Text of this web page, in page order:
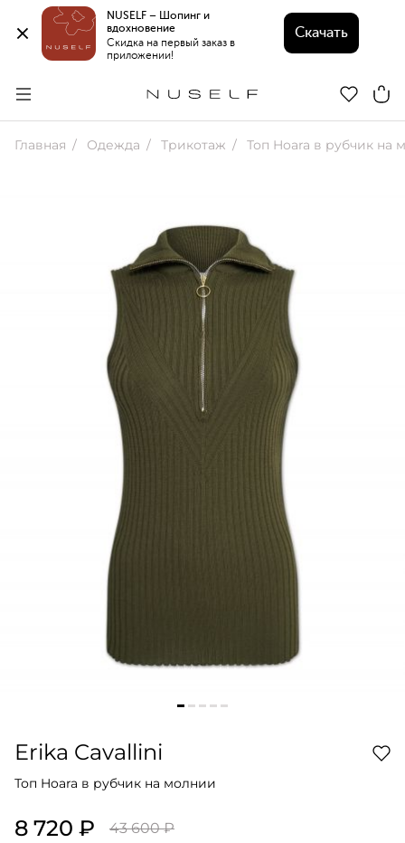
NUSELF – Шопинг и
вдохновение
Скидка на первый заказ в
приложении!
Скачать
Главная Одежда Трикотаж Топ Hoara в рубчик на
Erika Cavallini
Топ Hoara в рубчик на молнии
8 720 ₽ 43 600 ₽